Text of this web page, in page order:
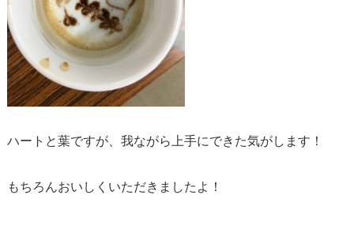
ハートと葉ですが、我ながら上手にできた気がします！
もちろんおいしくいただきましたよ！